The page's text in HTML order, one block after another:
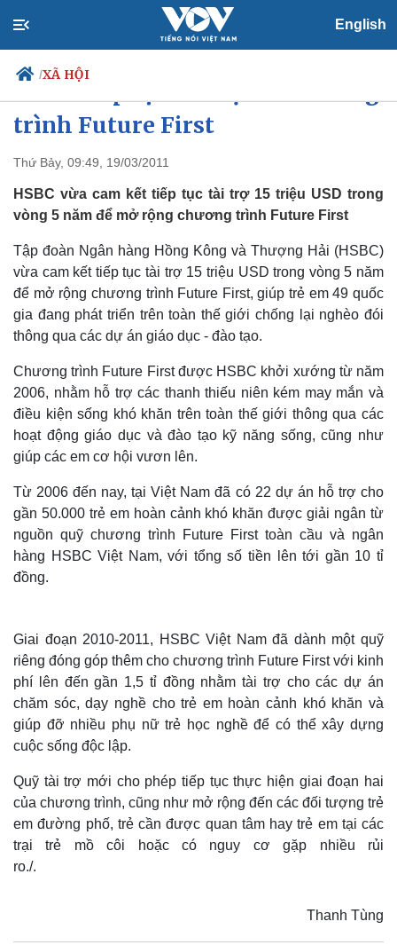
English
/XÃ HỘI
Chính trị
Đảng
Tổ chức nhân sự
Nhận diện sự thật
Tin 24h
Dự báo thời tiết
Dấu ấn VOV
Việc làm
trình Future First
Thứ Bảy, 09:49, 19/03/2011
HSBC vừa cam kết tiếp tục tài trợ 15 triệu USD trong
vòng 5 năm để mở rộng chương trình Future First
Tập đoàn Ngân hàng Hồng Kông và Thượng Hải (HSBC)
vừa cam kết tiếp tục tài trợ 15 triệu USD trong vòng 5 năm
để mở rộng chương trình Future First, giúp trẻ em 49 quốc
gia đang phát triển trên toàn thế giới chống lại nghèo đói
thông qua các dự án giáo dục - đào tạo.
Chương trình Future First được HSBC khởi xướng từ năm
2006, nhằm hỗ trợ các thanh thiếu niên kém may mắn và
điều kiện sống khó khăn trên toàn thế giới thông qua các
hoạt động giáo dục và đào tạo kỹ năng sống, cũng như
giúp các em cơ hội vươn lên.
Từ 2006 đến nay, tại Việt Nam đã có 22 dự án hỗ trợ cho
gần 50.000 trẻ em hoàn cảnh khó khăn được giải ngân từ
nguồn quỹ chương trình Future First toàn cầu và ngân
hàng HSBC Việt Nam, với tổng số tiền lên tới gần 10 tỉ
đồng.
Giai đoạn 2010-2011, HSBC Việt Nam đã dành một quỹ
riêng đóng góp thêm cho chương trình Future First với kinh
phí lên đến gần 1,5 tỉ đồng nhằm tài trợ cho các dự án
chăm sóc, dạy nghề cho trẻ em hoàn cảnh khó khăn và
giúp đỡ nhiều phụ nữ trẻ học nghề để có thể xây dựng
cuộc sống độc lập.
Quỹ tài trợ mới cho phép tiếp tục thực hiện giai đoạn hai
của chương trình, cũng như mở rộng đến các đối tượng trẻ
em đường phố, trẻ cần được quan tâm hay trẻ em tại các
trại trẻ mồ côi hoặc có nguy cơ gặp nhiều rủi
ro./.
Thanh Tùng